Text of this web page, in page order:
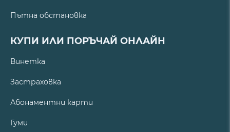
Пътна обстановка
КУПИ ИЛИ ПОРЪЧАЙ ОНЛАЙН
Винетка
Застраховка
Абонаментни карти
Гуми